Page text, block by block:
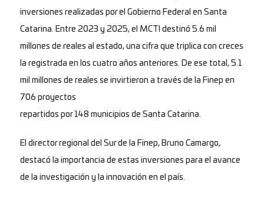
inversiones realizadas por el Gobierno Federal en Santa
Catarina. Entre 2023 y 2025, el MCTI destinó 5.6 mil
millones de reales al estado, una cifra que triplica con creces
la registrada en los cuatro años anteriores. De ese total, 5.1
mil millones de reales se invirtieron a través de la Finep en
706 proyectos
repartidos por 148 municipios de Santa Catarina.
El director regional del Sur de la Finep, Bruno Camargo,
destacó la importancia de estas inversiones para el avance
de la investigación y la innovación en el país.